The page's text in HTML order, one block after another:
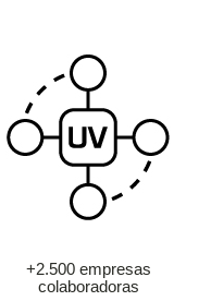
+2.500 empresas
colaboradoras